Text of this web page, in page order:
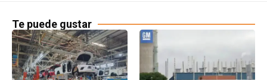
Te puede gustar